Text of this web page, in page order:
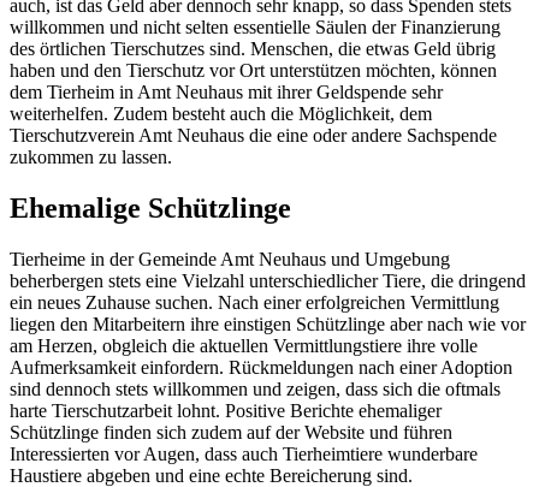
auch, ist das Geld aber dennoch sehr knapp, so dass Spenden stets
willkommen und nicht selten essentielle Säulen der Finanzierung
des örtlichen Tierschutzes sind. Menschen, die etwas Geld übrig
haben und den Tierschutz vor Ort unterstützen möchten, können
dem Tierheim in Amt Neuhaus mit ihrer Geldspende sehr
weiterhelfen. Zudem besteht auch die Möglichkeit, dem
Tierschutzverein Amt Neuhaus die eine oder andere Sachspende
zukommen zu lassen.
Ehemalige Schützlinge
Tierheime in der Gemeinde Amt Neuhaus und Umgebung
beherbergen stets eine Vielzahl unterschiedlicher Tiere, die dringend
ein neues Zuhause suchen. Nach einer erfolgreichen Vermittlung
liegen den Mitarbeitern ihre einstigen Schützlinge aber nach wie vor
am Herzen, obgleich die aktuellen Vermittlungstiere ihre volle
Aufmerksamkeit einfordern. Rückmeldungen nach einer Adoption
sind dennoch stets willkommen und zeigen, dass sich die oftmals
harte Tierschutzarbeit lohnt. Positive Berichte ehemaliger
Schützlinge finden sich zudem auf der Website und führen
Interessierten vor Augen, dass auch Tierheimtiere wunderbare
Haustiere abgeben und eine echte Bereicherung sind.